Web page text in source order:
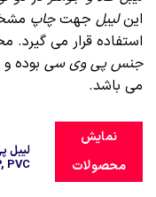
اینلیبل جهتچاپ
استفاده قرار می گیرد.
جنس پی وی سی بوده
می باشد.
نمایش
محصولات
PVC)